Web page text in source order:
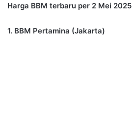
Harga BBM terbaru per 2 Mei 2025
1. BBM Pertamina (Jakarta)